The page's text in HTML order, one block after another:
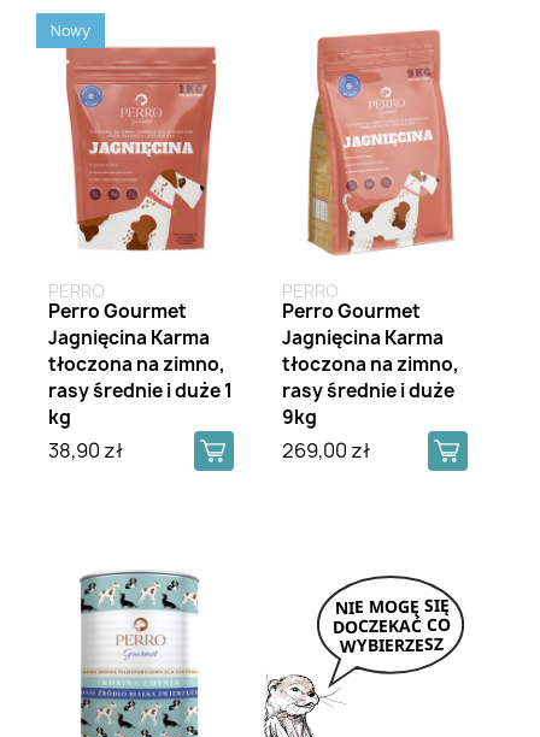
Nowy
PERRO
Perro Gourmet
Jagnięcina Karma
tłoczona na zimno,
rasy średnie i duże 1
kg
38,90 zł
PERRO
Perro Gourmet
Jagnięcina Karma
tłoczona na zimno,
rasy średnie i duże
9kg
269,00 zł